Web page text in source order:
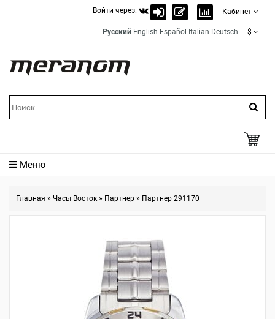
Войти через: Кабинет
Русский English Español Italian Deutsch $
Меню
Главная » Часы Восток » Партнер » Партнер 291170